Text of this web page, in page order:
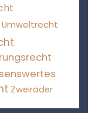
Umweltrecht
Zweiräder